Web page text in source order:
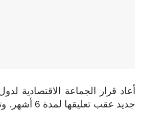
أعاد قرار الجماعة الاقتصادية
جديد عقب